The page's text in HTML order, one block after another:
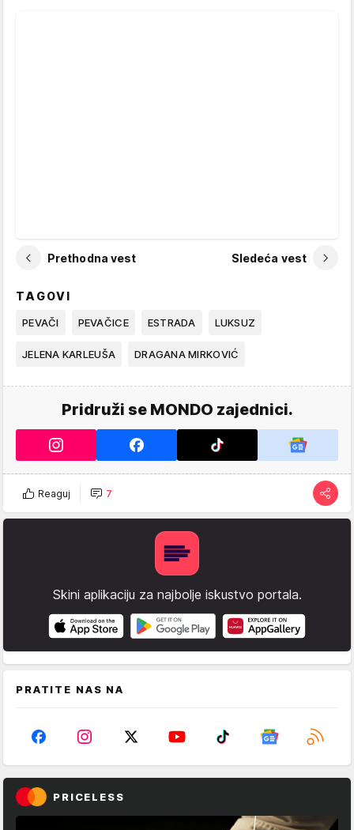
Prethodna vest Sledeća vest
TAGOVI
PEVAČI PEVAČICE ESTRADA LUKSUZ
JELENA KARLEUŠA DRAGANA MIRKOVIĆ
Pridruži se MONDO zajednici.
Reaguj 7
Skini aplikaciju za najbolje iskustvo portala.
PRATITE NAS NA
PRICELESS